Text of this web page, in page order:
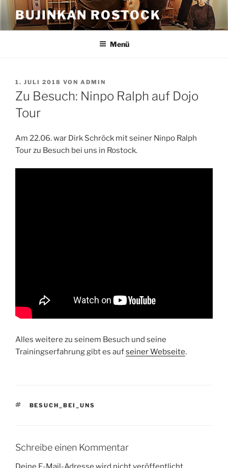
Zum
Inhalt
springen
BUJINKAN ROSTOCK
Menü
VERÖFFENTLICHT
AM
1. JULI 2018 VON ADMIN
Zu Besuch: Ninpo Ralph auf Dojo
Tour
Am 22.06. war Dirk Schröck mit seiner Ninpo Ralph
Tour zu Besuch bei uns in Rostock.
Alles weitere zu seinem Besuch und seine
Trainingserfahrung gibt es aufseiner Webseite.
SCHLAGWÖRTER
BESUCH_BEI_UNS
Schreibe einen Kommentar